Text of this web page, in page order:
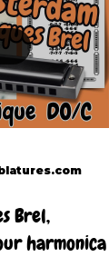
Brel,
harmonica